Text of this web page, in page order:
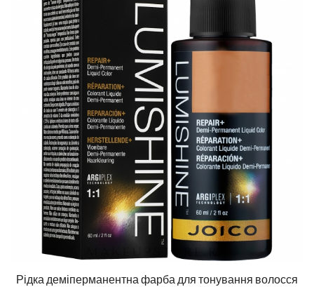
Рідка деміперманентна фарба для тонування волосся